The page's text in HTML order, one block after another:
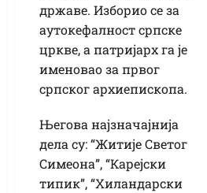
државе. Изборио се за
аутокефалност српске
цркве, а патријарх га је
именовао за првог
српског архиепископа.
Његова најзначајнија
дела су: “Житије Светог
Симеона”, “Карејски
типик”, “Хиландарски